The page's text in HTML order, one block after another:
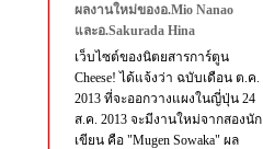
ผลงานใหม่ของอ.Mio Nanao
และอ.Sakurada Hina
เว็บไซต์ของนิตยสารการ์ตูน
Cheese! ได้แจ้งว่า ฉบับเดือน ต.ค.
2013 ที่จะออกวางแผงในญี่ปุ่น 24
ส.ค. 2013 จะมีงานใหม่จากสองนัก
เขียน คือ "Mugen Sowaka" ผล